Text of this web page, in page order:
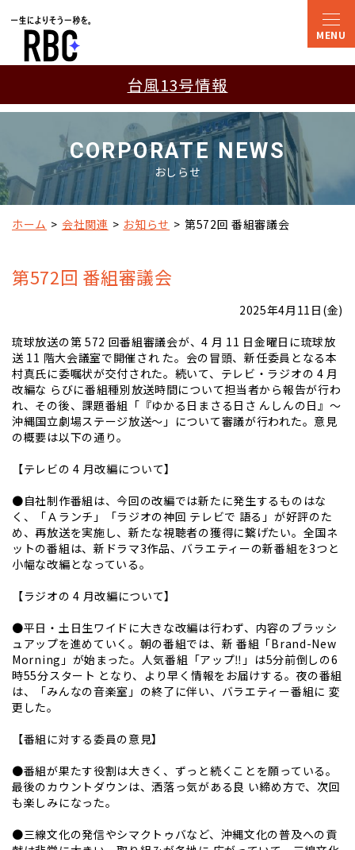
台風13号情報
CORPORATE NEWS
おしらせ
ホーム 会社関連 お知らせ 第572回 番組審議会
第572回 番組審議会
2025年4月11日(金)
琉球放送の第 572 回番組審議会が、4 月 11 日金曜日に琉球放
送 11 階大会議室で開催され た。会の冒頭、新任委員となる本
村真氏に委嘱状が交付された。続いて、テレビ・ラジオの 4 月
改編な らびに番組種別放送時間について担当者から報告が行わ
れ、その後、課題番組「『ゆかる日まさる日さ んしんの日』～
沖縄国立劇場ステージ放送～」について審議が行われた。意見
の概要は以下の通り。
【テレビの 4 月改編について】
●自社制作番組は、今回の改編では新たに発生するものはな
く、「Ａランチ」「ラジオの神回 テレビで 語る」が好評のた
め、再放送を実施し、新たな視聴者の獲得に繋げたい。全国ネ
ットの番組は、新ドラマ3作品、バラエティーの新番組を3つと
小幅な改編となっている。
【ラジオの 4 月改編について】
●平日・土日生ワイドに大きな改編は行わず、内容のブラッシ
ュアップを進めていく。朝の番組では、新 番組「Brand-New
Morning」が始まった。人気番組「アップ‼」は5分前倒しの6
時55分スタート となり、より早く情報をお届けする。夜の番組
は、「みんなの音楽室」の終了に伴い、バラエティー番組に 変
更した。
【番組に対する委員の意見】
●番組が果たす役割は大きく、ずっと続くことを願っている。
最後のカウントダウンは、洒落っ気がある良 い締め方で、次回
も楽しみになった。
●三線文化の発信やシマクトゥバなど、沖縄文化の普及への貢